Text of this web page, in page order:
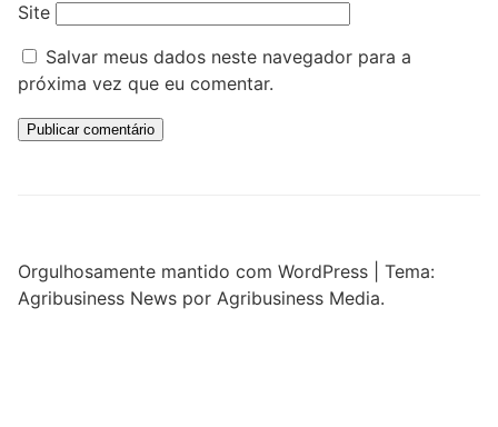
Site
Salvar meus dados neste navegador para a
próxima vez que eu comentar.
Orgulhosamente mantido com WordPress
Tema:
Agribusiness News por Agribusiness Media.